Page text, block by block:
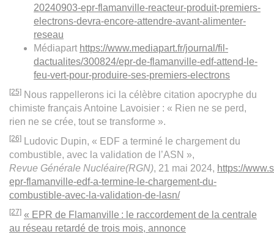
20240903-epr-flamanville-reacteur-produit-premiers-
electrons-devra-encore-attendre-avant-alimenter-
reseau
Médiapart https://www.mediapart.fr/journal/fil-
dactualites/300824/epr-de-flamanville-edf-attend-le-
feu-vert-pour-produire-ses-premiers-electrons
[25] Nous rappellerons ici la célèbre citation apocryphe du
chimiste français Antoine Lavoisier : « Rien ne se perd,
rien ne se crée, tout se transforme ».
[26]
Ludovic Dupin, « EDF a terminé le chargement du
combustible, avec la validation de l’ASN »,
Revue Générale Nucléaire(RGN), 21 mai 2024, https://
epr-flamanville-edf-a-termine-le-chargement-du-
combustible-avec-la-validation-de-lasn/
[27] « EPR de Flamanville : le raccordement de la centrale
au réseau retardé de trois mois, annonce